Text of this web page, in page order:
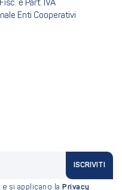
e Part. IVA
Enti Cooperativi
ISCRIVITI
si applicano la Privacy